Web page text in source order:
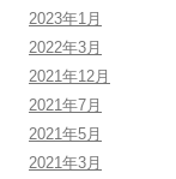
2023年1月
2022年3月
2021年12月
2021年7月
2021年5月
2021年3月